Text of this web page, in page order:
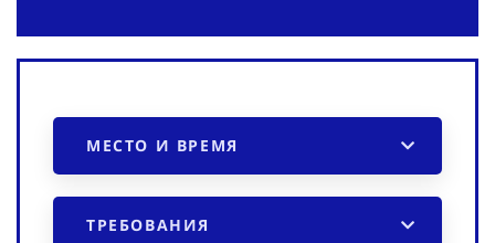
МЕСТО И ВРЕМЯ
ТРЕБОВАНИЯ